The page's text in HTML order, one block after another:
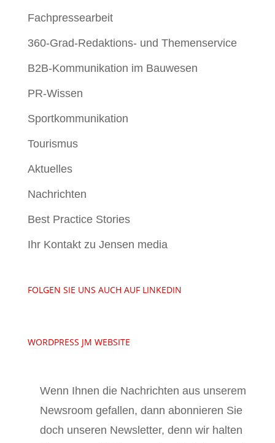
Fachpressearbeit
360-Grad-Redaktions- und Themenservice
B2B-Kommunikation im Bauwesen
PR-Wissen
Sportkommunikation
Tourismus
Aktuelles
Nachrichten
Best Practice Stories
Ihr Kontakt zu Jensen media
FOLGEN SIE UNS AUCH AUF LINKEDIN
WORDPRESS JM WEBSITE
Wenn Ihnen die Nachrichten aus unserem
Newsroom gefallen, dann abonnieren Sie
doch unseren Newsletter, denn wir halten